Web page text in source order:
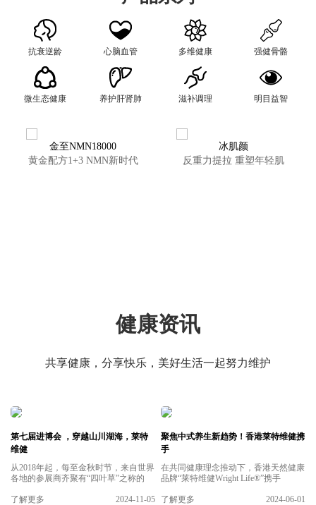
抗衰逆龄 心脑血管 多维健康 强健骨骼
微生态健康 养护肝肾肺 滋补调理 明目益智
金至NMN18000
黄金配方1+3 NMN新时代
冰肌颜
反重力提拉 重塑年轻肌
健康资讯
共享健康，分享快乐，美好生活一起努力维护
聚焦中式养生新趋势！香港莱特维健携
手
在共同健康理念推动下，香港天然健康
品牌“莱特维健Wright Life®”携手
2024-06-01
了解更多
第七届进博会 ，穿越山川湖海，莱特
维健
从2018年起，每至金秋时节，来自世界
各地的参展商齐聚有“四叶草”之称的
2024-11-05
了解更多